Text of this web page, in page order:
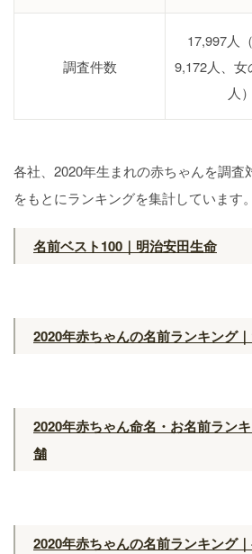
調査件数
17,997人
9,172人、女
人）
各社、2020年生まれの赤ちゃんを調査
をもとにランキングを集計しています。
名前ベスト100｜明治安田生命
2020年赤ちゃんの名前ランキング
2020年⾚ちゃん命名・お名前ラン
舗
2020年⾚ちゃんの名前ランキング